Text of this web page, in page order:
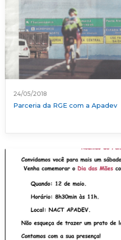
24/05/2018
Parceria da RGE com a Apadev